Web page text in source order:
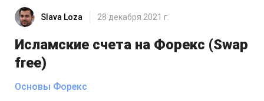
Slava Loza 28 декабря 2021 г.
Исламские счета на Форекс (Swap
free)
Основы Форекс